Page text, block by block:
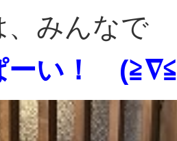
、みんなで
ーい！